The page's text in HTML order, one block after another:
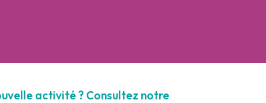
activité ? Consultez notre